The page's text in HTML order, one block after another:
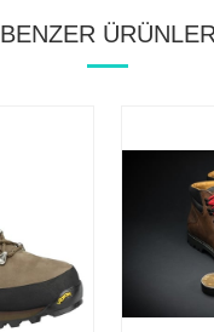
BENZER ÜRÜNLER